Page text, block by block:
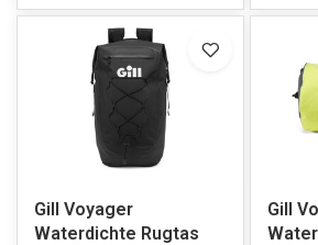
Gill Voyager
Waterdichte Rugtas
Gill